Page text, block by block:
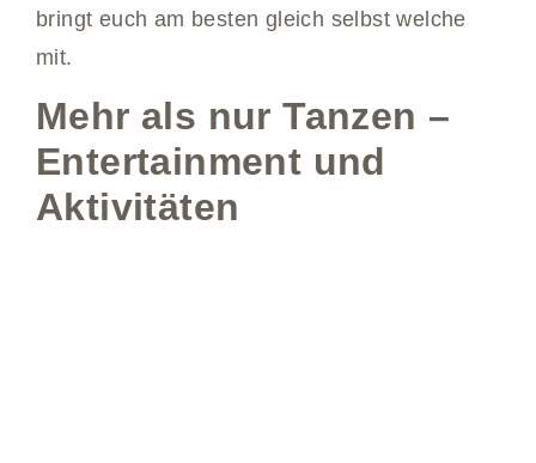
bringt euch am besten gleich selbst welche
mit.
Mehr als nur Tanzen –
Entertainment und
Aktivitäten